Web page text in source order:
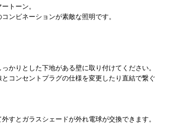
トーン。
ンビネーションが素敵な照明です。
かりとした下地がある壁に取り付けてください。
コンセントプラグの仕様を変更したり直結で繋ぐ
すとガラスシェードが外れ電球が交換できます。